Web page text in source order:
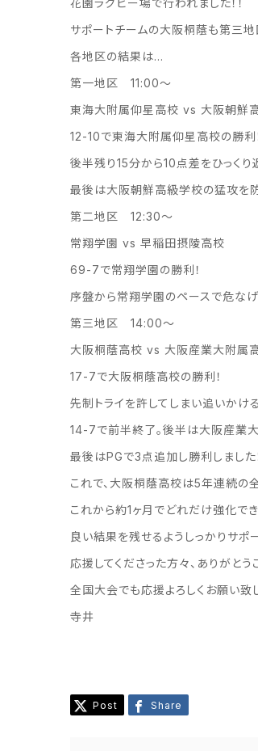
花園ラグビー場で行われました！！
サポートチームの大阪桐蔭も第三地
各地区の結果は…
第一地区 11:00〜
東海大附属仰星高校 vs 大阪朝鮮
12-10で東海大附属仰星高校の勝利
後半残り15分から10点差をひっくり
最後は大阪朝鮮高級学校の猛攻を防
第二地区 12:30〜
常翔学園 vs 早稲田摂陵高校
69-7で常翔学園の勝利！
序盤から常翔学園のペースで危なげ
第三地区 14:00〜
大阪桐蔭高校 vs 大阪産業大附属
17-7で大阪桐蔭高校の勝利！
先制トライを許してしまい追いかけ
14-7で前半終了。後半は大阪産業
最後はPGで3点追加し勝利しました
これで、大阪桐蔭高校は5年連続の
これから約1ヶ月でどれだけ強化で
良い結果を残せるようしっかりサポ
応援してくださった方々、ありがとう
全国大会でも応援よろしくお願い致し
寺井
Post Share